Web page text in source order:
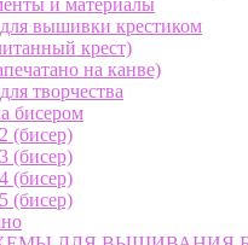
вышивки крестиком
крест)
на канве)
творчества
бисером
(бисер)
(бисер)
(бисер)
(бисер)